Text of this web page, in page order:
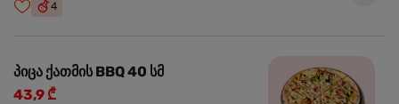
4
პიცა ქათმის BBQ 40 სმ
43,9 ₾